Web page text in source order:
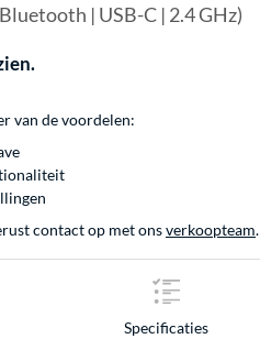
| USB-C | 2.4 GHz)
van de voordelen:
contact op met onsverkoopteam.
Specificaties